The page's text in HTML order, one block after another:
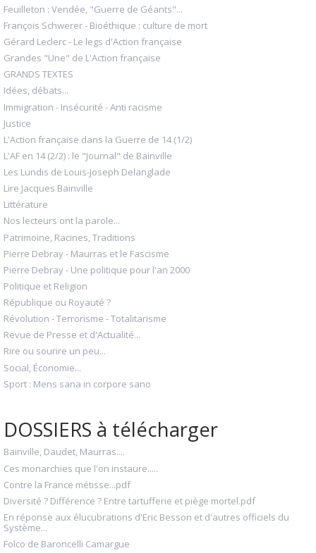
Feuilleton : Vendée, "Guerre de Géants"...
François Schwerer - Bioéthique : culture de mort
Gérard Leclerc - Le legs d'Action française
Grandes "Une" de L'Action française
GRANDS TEXTES
Idées, débats...
Immigration - Insécurité - Anti racisme
Justice
L'Action française dans la Guerre de 14 (1/2)
L'AF en 14 (2/2) : le "Journal" de Bainville
Les Lundis de Louis-Joseph Delanglade
Lire Jacques Bainville
Littérature
Nos lecteurs ont la parole...
Patrimoine, Racines, Traditions
Pierre Debray - Maurras et le Fascisme
Pierre Debray - Une politique pour l'an 2000
Politique et Religion
République ou Royauté ?
Révolution - Terrorisme - Totalitarisme
Revue de Presse et d'Actualité...
Rire ou sourire un peu...
Social, Économie...
Sport : Mens sana in corpore sano
DOSSIERS à télécharger
Bainville, Daudet, Maurras....
Ces monarchies que l'on instaure.....
Contre la France métisse...pdf
Diversité ? Différence ? Entre tartufferie et piège mortel.pdf
En réponse aux élucubrations d'Eric Besson et d'autres officiels du
Système...
Folco de Baroncelli Camargue